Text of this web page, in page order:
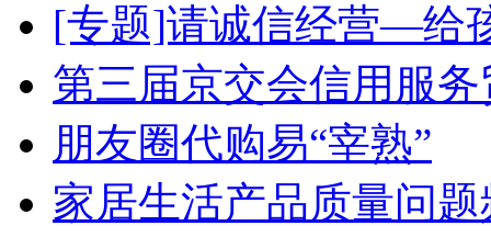
[专题]请诚信经营—给
第三届京交会信用服
朋友圈代购易“宰熟”
家居生活产品质量问